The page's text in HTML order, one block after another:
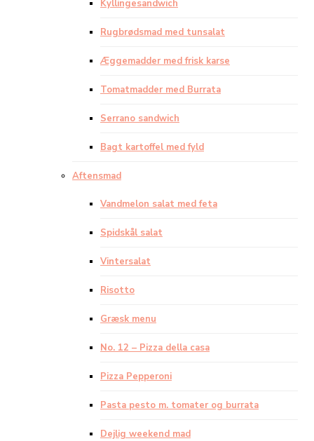
Kyllingesandwich
Rugbrødsmad med tunsalat
Æggemadder med frisk karse
Tomatmadder med Burrata
Serrano sandwich
Bagt kartoffel med fyld
Aftensmad
Vandmelon salat med feta
Spidskål salat
Vintersalat
Risotto
Græsk menu
No. 12 – Pizza della casa
Pizza Pepperoni
Pasta pesto m. tomater og burrata
Dejlig weekend mad